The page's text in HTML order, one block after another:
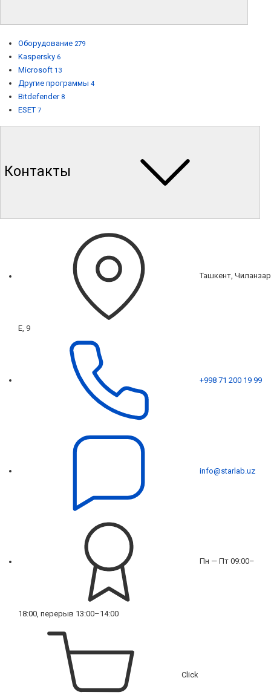
Оборудование 279
Kaspersky 6
Microsoft 13
Другие программы 4
Bitdefender 8
ESET 7
Контакты
Ташкент, Чиланзар
Е, 9
+998 71 200 19 99
info@starlab.uz
Пн — Пт 09:00–
18:00, перерыв 13:00–14:00
Click